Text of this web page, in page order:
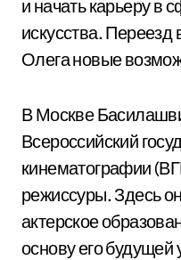
и начать карьеру в
искусства.
Олега новые
В Москве
Всероссийский
кинематографии
режиссуры. Здесь
актерское
основу его